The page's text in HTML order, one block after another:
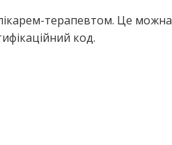
терапевтом. Це можна
код.